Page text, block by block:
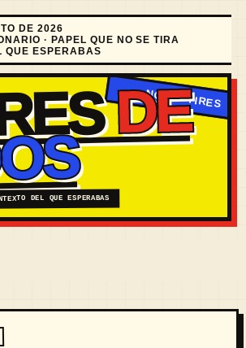
DE 2026
· PAPEL QUE NO SE TIRA
QUE ESPERABAS
DE
DEL QUE ESPERABAS